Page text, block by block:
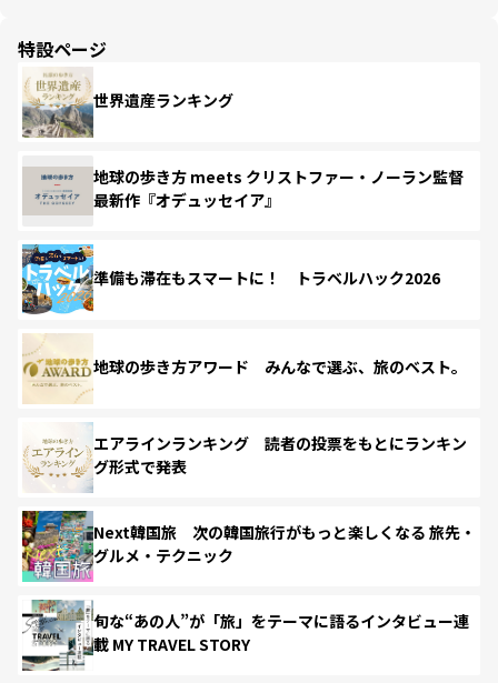
特設ページ
世界遺産ランキング
地球の歩き方 meets クリストファー・ノーラン監督
最新作『オデュッセイア』
準備も滞在もスマートに！ トラベルハック2026
地球の歩き方アワード みんなで選ぶ、旅のベスト。
エアラインランキング 読者の投票をもとにランキン
グ形式で発表
Next韓国旅 次の韓国旅行がもっと楽しくなる 旅先・
グルメ・テクニック
旬な“あの人”が「旅」をテーマに語るインタビュー連
載 MY TRAVEL STORY